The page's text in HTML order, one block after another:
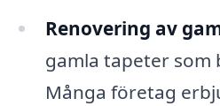
Renovering av
gamla tapeter som
Många företag